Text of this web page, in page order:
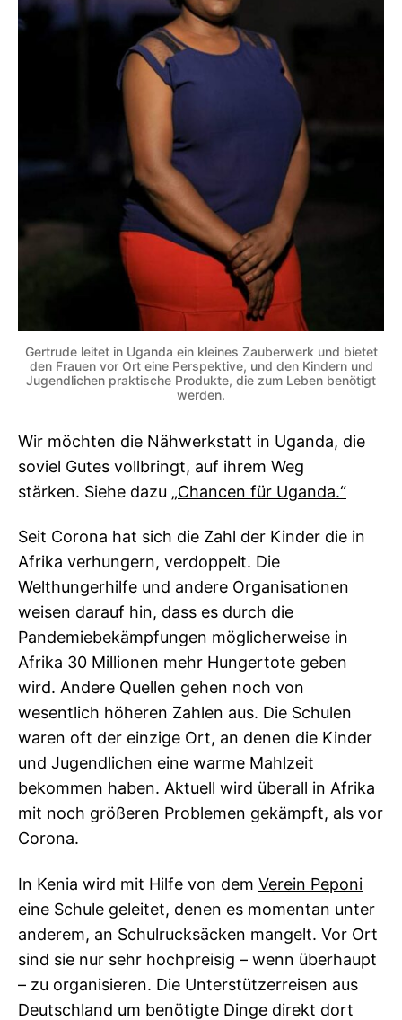
Gertrude leitet in Uganda ein kleines Zauberwerk und bietet
den Frauen vor Ort eine Perspektive, und den Kindern und
Jugendlichen praktische Produkte, die zum Leben benötigt
werden.
Wir möchten die Nähwerkstatt in Uganda, die
soviel Gutes vollbringt, auf ihrem Weg
stärken. Siehe dazu „Chancen für Uganda.“
Seit Corona hat sich die Zahl der Kinder die in
Afrika verhungern, verdoppelt. Die
Welthungerhilfe und andere Organisationen
weisen darauf hin, dass es durch die
Pandemiebekämpfungen möglicherweise in
Afrika 30 Millionen mehr Hungertote geben
wird. Andere Quellen gehen noch von
wesentlich höheren Zahlen aus. Die Schulen
waren oft der einzige Ort, an denen die Kinder
und Jugendlichen eine warme Mahlzeit
bekommen haben. Aktuell wird überall in Afrika
mit noch größeren Problemen gekämpft, als vor
Corona.
In Kenia wird mit Hilfe von dem Verein Peponi
eine Schule geleitet, denen es momentan unter
anderem, an Schulrucksäcken mangelt. Vor Ort
sind sie nur sehr hochpreisig – wenn überhaupt
– zu organisieren. Die Unterstützerreisen aus
Deutschland um benötigte Dinge direkt dort